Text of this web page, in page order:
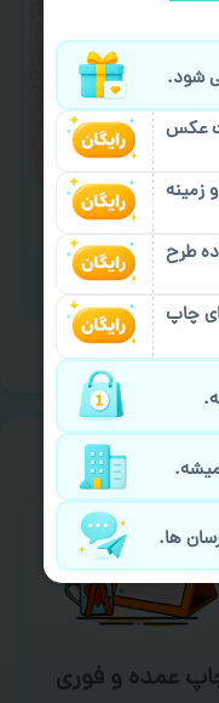
سفارش:
گیری
عمده و فوری
شود.
عکس
زمینه
طرح
چاپ
ها.